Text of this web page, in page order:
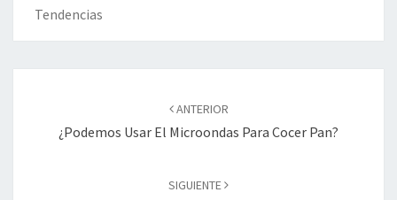
Tendencias
entradas
ANTERIOR
¿Podemos Usar El Microondas Para Cocer Pan?
SIGUIENTE